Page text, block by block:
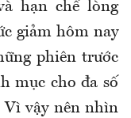
hạn chế lòng
giảm hôm nay
phiên trước
mục cho đa số
Vì vậy nên nhìn